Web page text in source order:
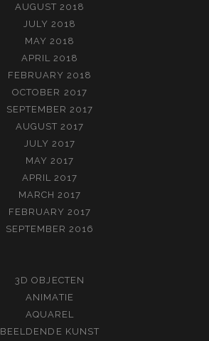
AUGUST 2018
JULY 2018
MAY 2018
APRIL 2018
FEBRUARY 2018
OCTOBER 2017
SEPTEMBER 2017
AUGUST 2017
JULY 2017
MAY 2017
APRIL 2017
MARCH 2017
FEBRUARY 2017
SEPTEMBER 2016
3D OBJECTEN
ANIMATIE
AQUAREL
BEELDENDE KUNST